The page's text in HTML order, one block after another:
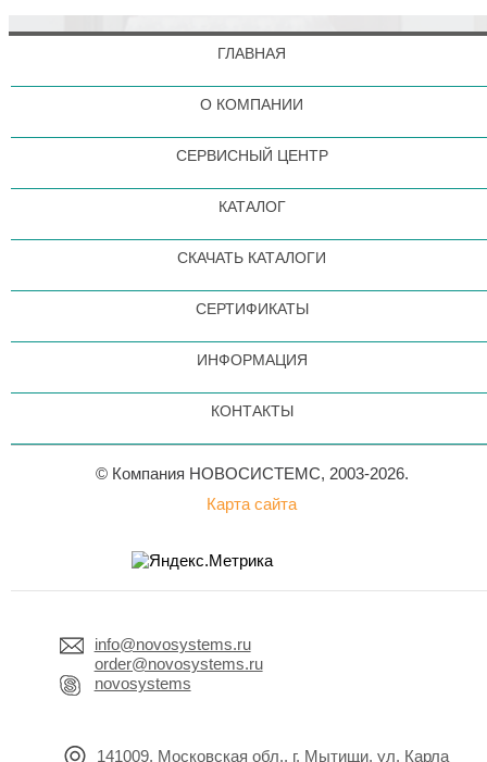
ГЛАВНАЯ
О КОМПАНИИ
СЕРВИСНЫЙ ЦЕНТР
КАТАЛОГ
СКАЧАТЬ КАТАЛОГИ
СЕРТИФИКАТЫ
ИНФОРМАЦИЯ
КОНТАКТЫ
© Компания НОВОСИСТЕМС, 2003-2026.
Карта сайта
info@novosystems.ru
order@novosystems.ru
novosystems
141009, Московская обл., г. Мытищи, ул. Карла